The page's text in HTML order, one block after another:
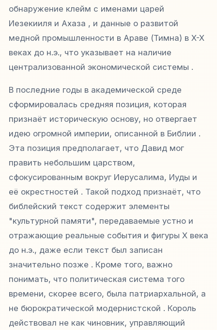
обнаружение клейм с именами царей
Иезекииля и Ахаза , и данные о развитой
медной промышленности в Араве (Тимна) в X-X
веках до н.э., что указывает на наличие
централизованной экономической системы .
В последние годы в академической среде
сформировалась средняя позиция, которая
признаёт историческую основу, но отвергает
идею огромной империи, описанной в Библии .
Эта позиция предполагает, что Давид мог
править небольшим царством,
сфокусированным вокруг Иерусалима, Иуды и
её окрестностей . Такой подход признаёт, что
библейский текст содержит элементы
"культурной памяти", передаваемые устно и
отражающие реальные события и фигуры X века
до н.э., даже если текст был записан
значительно позже . Кроме того, важно
понимать, что политическая система того
времени, скорее всего, была патриархальной, а
не бюрократической модернистской . Король
действовал не как чиновник, управляющий